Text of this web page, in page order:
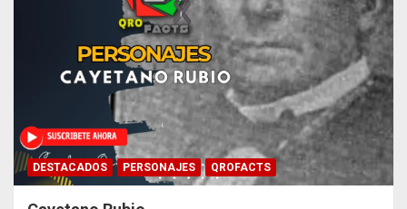
DESTACADOS PERSONAJES QROFACTS